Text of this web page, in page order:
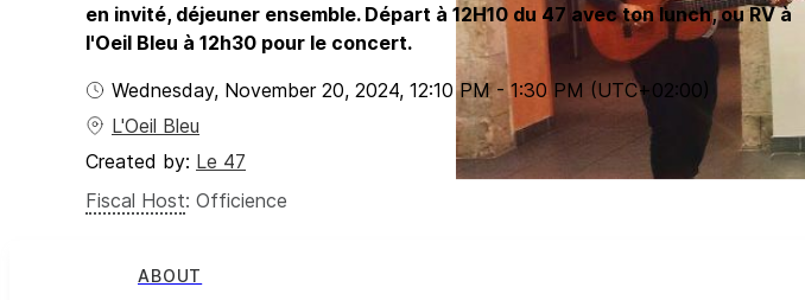
en invité, déjeuner ensemble. Départ à 12H10 du 47 avec ton lunch, ou RV à
l'Oeil Bleu à 12h30 pour le concert.
Wednesday, November 20, 2024, 12:10 PM - 1:30 PM (UTC+02:00 )
L'Oeil Bleu
Created by: Le 47
Fiscal Host: Officience
ABOUT